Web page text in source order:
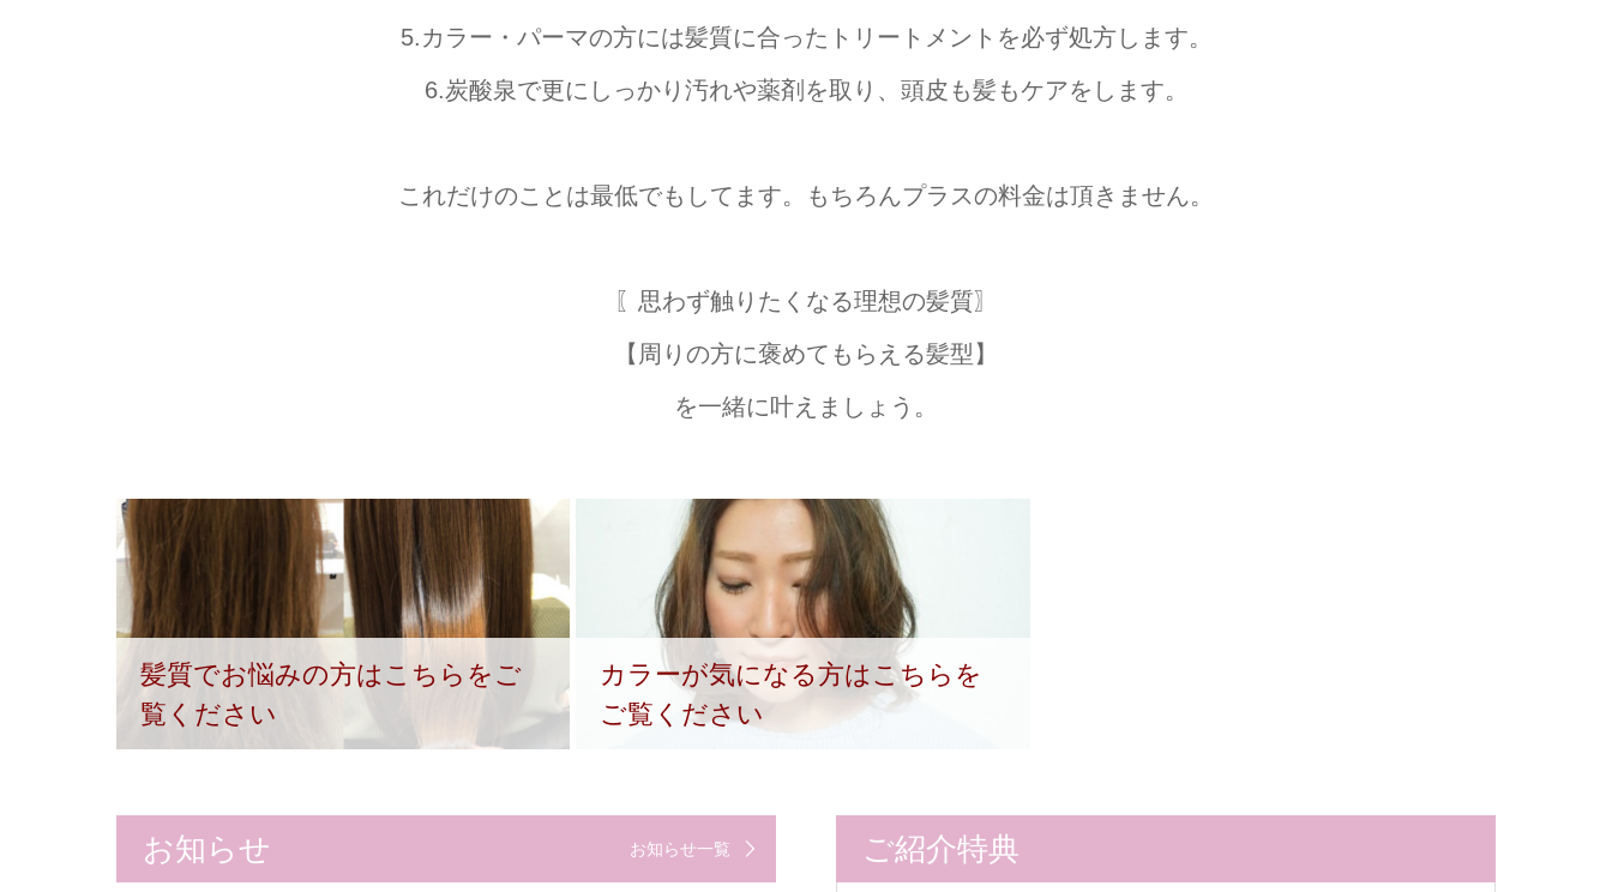
5.カラー・パーマの方には髪質に合ったトリートメントを必ず処方します。
6.炭酸泉で更にしっかり汚れや薬剤を取り、頭皮も髪もケアをします。
これだけのことは最低でもしてます。もちろんプラスの料金は頂きません。
〖思わず触りたくなる理想の髪質〗
【周りの方に褒めてもらえる髪型】
を一緒に叶えましょう。
髪質でお悩みの方はこちらをご
覧ください
カラーが気になる方はこちらを
ご覧ください
お知らせ お知らせ一覧 ご紹介特典